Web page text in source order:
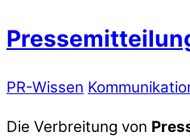
PR-Wissen
Die Verbreitung von